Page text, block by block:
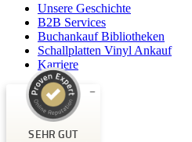
Unsere Geschichte
B2B Services
Buchankauf Bibliotheken
Schallplatten Vinyl Ankauf
Karriere
SEHR GUT
Kundenbewertungen und Erfahrungen zu